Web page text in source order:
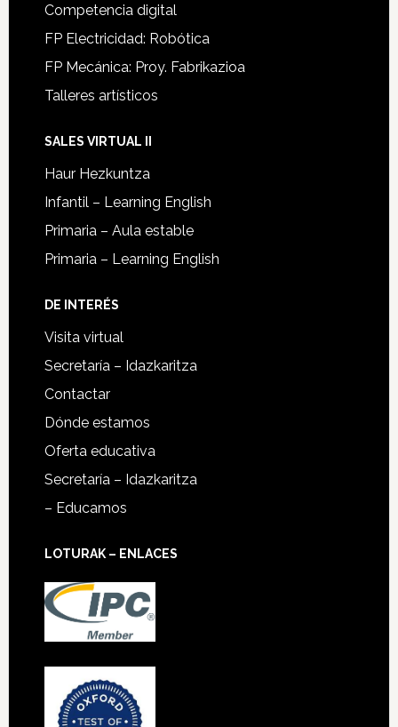
Competencia digital
FP Electricidad: Robótica
FP Mecánica: Proy. Fabrikazioa
Talleres artísticos
SALES VIRTUAL II
Haur Hezkuntza
Infantil – Learning English
Primaria – Aula estable
Primaria – Learning English
DE INTERÉS
Visita virtual
Secretaría – Idazkaritza
Contactar
Dónde estamos
Oferta educativa
Secretaría – Idazkaritza
– Educamos
LOTURAK – ENLACES